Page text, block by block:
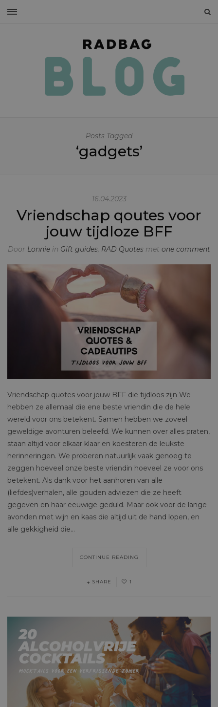
Posts Tagged
‘gadgets’
16.04.2023
Vriendschap qoutes voor
jouw tijdloze BFF
Door Lonnie in Gift guides, RAD Quotes met one comment
Vriendschap quotes voor jouw BFF die tijdloos zijn We
hebben ze allemaal die ene beste vriendin die de hele
wereld voor ons betekent. Samen hebben we zoveel
geweldige avonturen beleefd. We kunnen over alles praten,
staan altijd voor elkaar klaar en koesteren de leukste
herinneringen. We proberen natuurlijk vaak genoeg te
zeggen hoeveel onze beste vriendin hoeveel ze voor ons
betekent. Als dank voor het aanhoren van alle
(liefdes)verhalen, alle gouden adviezen die ze heeft
gegeven en haar eeuwige geduld. Maar ook voor de lange
avonden met wijn en kaas die altijd uit de hand lopen, en
alle gekkigheid die…
CONTINUE READING
SHARE 1